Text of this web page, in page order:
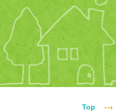
Top